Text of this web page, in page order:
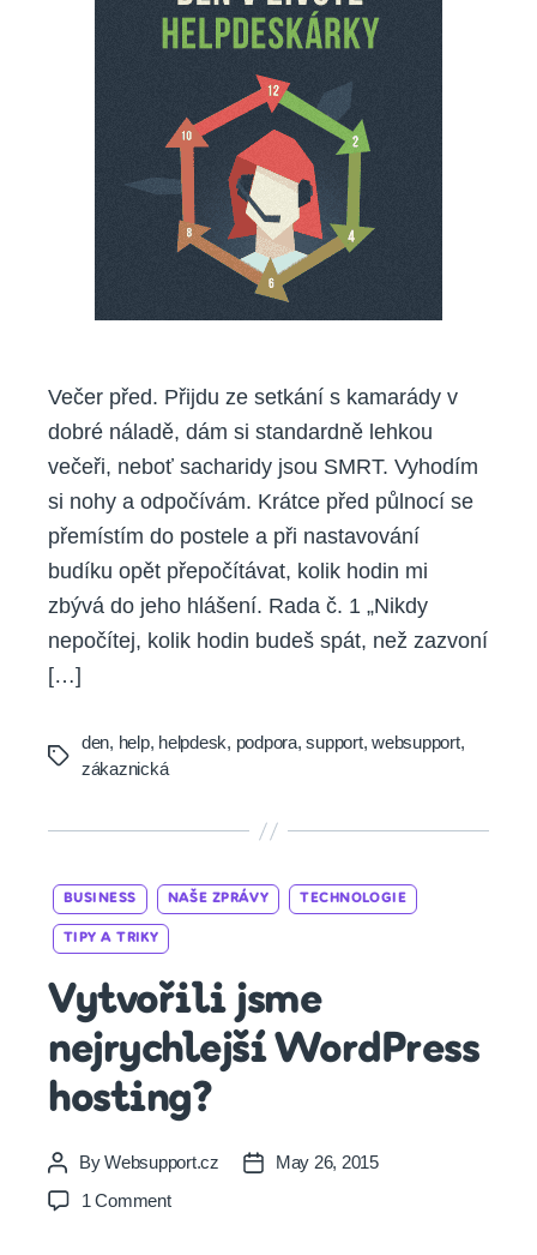
životě
helpdeskářky
Večer před. Přijdu ze setkání s kamarády v
dobré náladě, dám si standardně lehkou
večeři, neboť sacharidy jsou SMRT. Vyhodím
si nohy a odpočívám. Krátce před půlnocí se
přemístím do postele a při nastavování
budíku opět přepočítávat, kolik hodin mi
zbývá do jeho hlášení. Rada č. 1 „Nikdy
nepočítej, kolik hodin budeš spát, než zazvoní
[…]
Tags
den, help, helpdesk, podpora,support,websupport,
zákaznická
Categories
BUSINESS NAŠE ZPRÁVY TECHNOLOGIE
TIPY A TRIKY
Vytvořili jsme
nejrychlejší WordPress
hosting?
Post
author
ByWebsupport.cz
PostMay 26, 2015
1 Commenton